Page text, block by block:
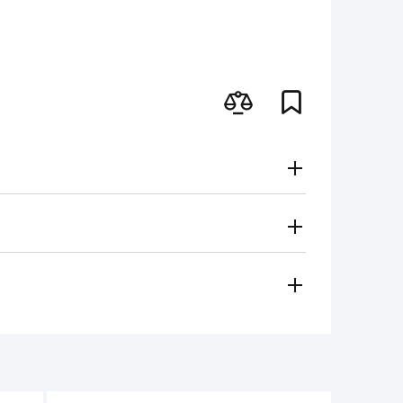
Secondo le tariffe del vettore
contanti)